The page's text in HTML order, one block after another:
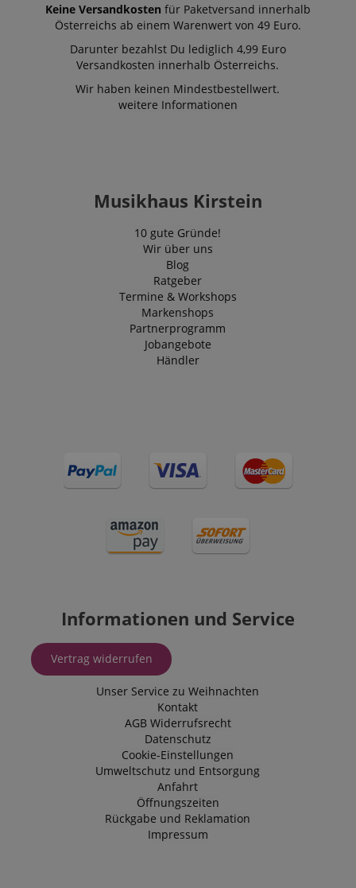
Keine Versandkosten für Paketversand innerhalb
Österreichs ab einem Warenwert von 49 Euro.
Darunter bezahlst Du lediglich 4,99 Euro
Versandkosten innerhalb Österreichs.
Wir haben keinen Mindestbestellwert.
weitere Informationen
Musikhaus Kirstein
10 gute Gründe!
Wir über uns
Blog
Ratgeber
Termine & Workshops
Markenshops
Partnerprogramm
Jobangebote
Händler
Informationen und Service
Vertrag widerrufen
Unser Service zu Weihnachten
Kontakt
AGB Widerrufsrecht
Datenschutz
Cookie-Einstellungen
Umweltschutz und Entsorgung
Anfahrt
Öffnungszeiten
Rückgabe und Reklamation
Impressum